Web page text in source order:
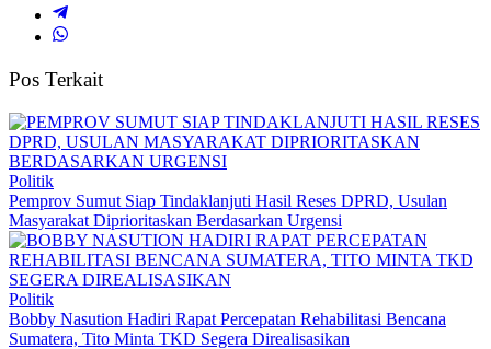
Pos Terkait
Politik
Pemprov Sumut Siap Tindaklanjuti Hasil Reses DPRD, Usulan
Masyarakat Diprioritaskan Berdasarkan Urgensi
Politik
Bobby Nasution Hadiri Rapat Percepatan Rehabilitasi Bencana
Sumatera, Tito Minta TKD Segera Direalisasikan